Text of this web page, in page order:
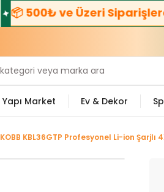
500₺ ve Üzeri
Yapı Market Ev & Dekor
KOBB KBL36GTP Profesyonel Li-ion